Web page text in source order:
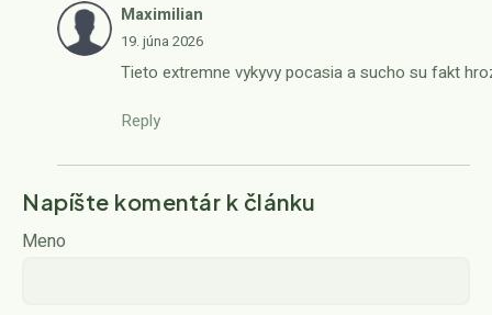
Maximilian
19. júna 2026
Tieto extremne vykyvy pocasia a sucho su fakt
Reply
Napíšte komentár k článku
Meno